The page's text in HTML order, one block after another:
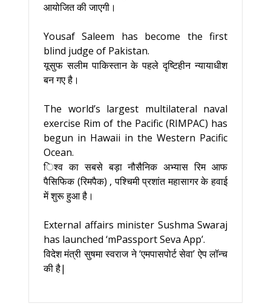
आयोजित की जाएगी।
Yousaf Saleem has become the first
blind judge of Pakistan.
यूसुफ सलीम पाकिस्तान के पहले दृष्टिहीन न्यायाधीश
बन गए है।
The world’s largest multilateral naval
exercise Rim of the Pacific (RIMPAC) has
begun in Hawaii in the Western Pacific
Ocean.
िश्व का सबसे बड़ा नौसैनिक अभ्यास रिम आफ
पैसिफिक (रिमपैक) , पश्चिमी प्रशांत महासागर के हवाई
में शुरू हुआ है।
External affairs minister Sushma Swaraj
has launched ‘mPassport Seva App’.
विदेश मंत्री सुषमा स्वराज ने ‘एमपासपोर्ट सेवा’ ऐप लॉन्च
की है|